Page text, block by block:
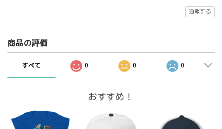
通報する
商品の評価
すべて 0 0 0
おすすめ！